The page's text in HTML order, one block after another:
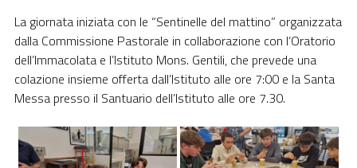
La giornata iniziata con le “Sentinelle del mattino” organizzata
dalla Commissione Pastorale in collaborazione con l’Oratorio
dell’Immacolata e l’Istituto Mons. Gentili, che prevede una
colazione insieme offerta dall’Istituto alle ore 7:00 e la Santa
Messa presso il Santuario dell’Istituto alle ore 7.30.